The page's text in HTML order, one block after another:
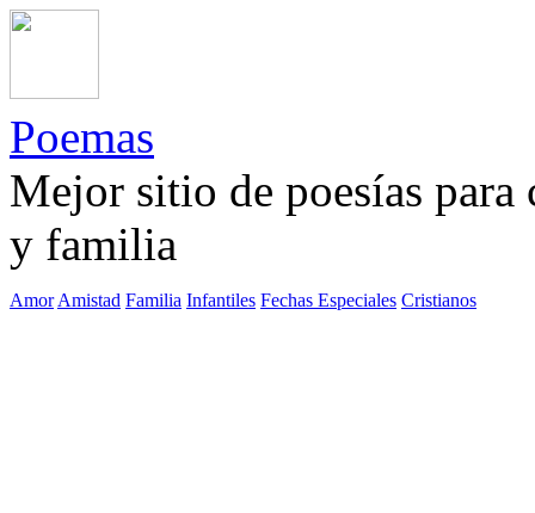
Poemas
Mejor sitio de poesías
y familia
Amor Amistad Familia Infantiles Fechas Especiales Cristianos